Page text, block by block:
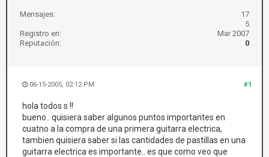
Mensajes:
17
5
Registro en:
Mar 2007
Reputación:
0
#1
06-15-2005, 02:12 PM
hola todos s !!
bueno.. quisiera saber algunos puntos importantes en
cuatno a la compra de una primera guitarra electrica,
tambien quisiera saber si las cantidades de pastillas en una
guitarra electrica es importante.. es que como veo que